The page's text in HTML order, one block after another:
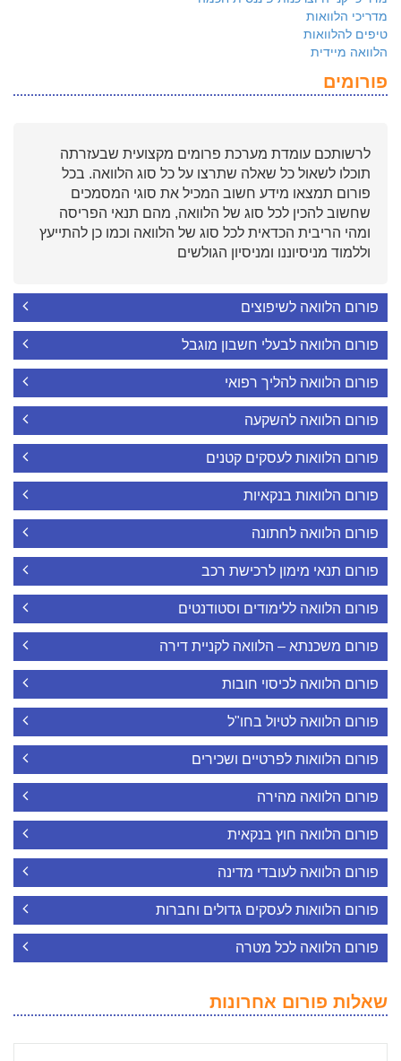
מדריכי הלוואות
טיפים להלוואות
הלוואה מיידית
פורומים
לרשותכם עומדת מערכת פרומים מקצועית שבעזרתה
תוכלו לשאול כל שאלה שתרצו על כל סוג הלוואה. בכל
פורום תמצאו מידע חשוב המכיל את סוגי המסמכים
שחשוב להכין לכל סוג של הלוואה, מהם תנאי הפריסה
ומהי הריבית הכדאית לכל סוג של הלוואה וכמו כן להתייעץ
וללמוד מניסיוננו ומניסיון הגולשים
פורום הלוואה לשיפוצים
פורום הלוואה לבעלי חשבון מוגבל
פורום הלוואה להליך רפואי
פורום הלוואה להשקעה
פורום הלוואות לעסקים קטנים
פורום הלוואות בנקאיות
פורום הלוואה לחתונה
פורום תנאי מימון לרכישת רכב
פורום הלוואה ללימודים וסטודנטים
פורום משכנתא – הלוואה לקניית דירה
פורום הלוואה לכיסוי חובות
פורום הלוואה לטיול בחו"ל
פורום הלוואות לפרטיים ושכירים
פורום הלוואה מהירה
פורום הלוואה חוץ בנקאית
פורום הלוואה לעובדי מדינה
פורום הלוואות לעסקים גדולים וחברות
פורום הלוואה לכל מטרה
שאלות פורום אחרונות